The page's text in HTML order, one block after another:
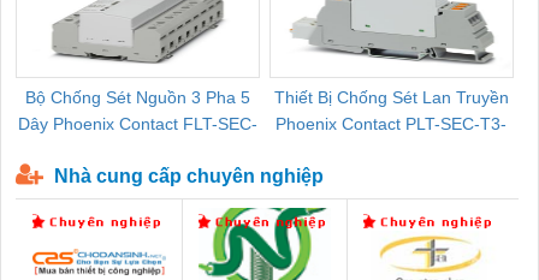
Bộ Chống Sét Nguồn 3 Pha 5
Dây Phoenix Contact FLT-SEC-
Thiết Bị Chống Sét Lan Truyền
Phoenix Contact PLT-SEC-T3-
Nhà cung cấp chuyên nghiệp